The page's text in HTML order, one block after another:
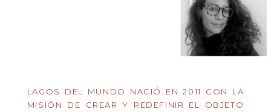
LAGOS DEL MUNDO NACIÓ EN 2011 CON LA
MISIÓN DE CREAR Y REDEFINIR EL OBJETO